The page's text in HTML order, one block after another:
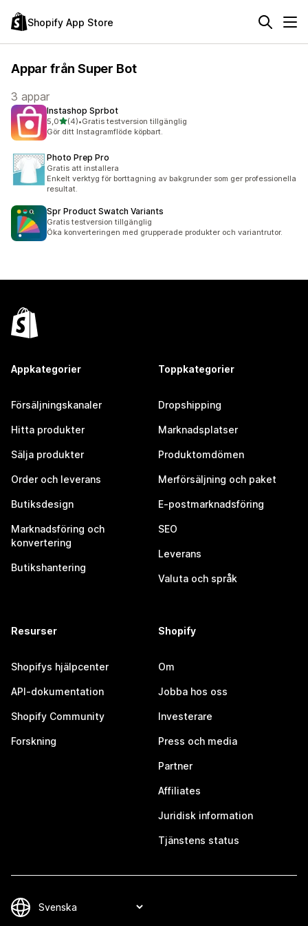
Shopify App Store
Appar från Super Bot
3 appar
Instashop Sprbot
5,0av 5 stjärnor
(4)
4 recensioner totalt
•Gratis testversion tillgänglig
Gör ditt Instagramflöde köpbart.
Photo Prep Pro
Gratis att installera
Enkelt verktyg för borttagning av bakgrunder som ger professionella
resultat.
Spr Product Swatch Variants
Gratis testversion tillgänglig
Öka konverteringen med grupperade produkter och variantrutor.
Appkategorier
Försäljningskanaler
Hitta produkter
Sälja produkter
Order och leverans
Butiksdesign
Marknadsföring och
konvertering
Butikshantering
Toppkategorier
Dropshipping
Marknadsplatser
Produktomdömen
Merförsäljning och paket
E-postmarknadsföring
SEO
Leverans
Valuta och språk
Resurser
Shopifys hjälpcenter
API-dokumentation
Shopify Community
Forskning
Shopify
Om
Jobba hos oss
Investerare
Press och media
Partner
Affiliates
Juridisk information
Tjänstens status